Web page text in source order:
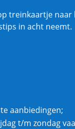
treinkaartje
in acht neemt.
aanbiedingen;
t/m zondag